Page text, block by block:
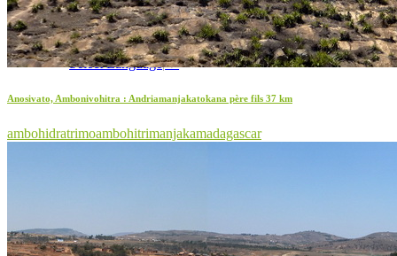
Select Language▼
Anosivato, Ambonivohitra : Andriamanjakatokana père fils 37 km
ambohidratrimoambohitrimanjakamadagascar